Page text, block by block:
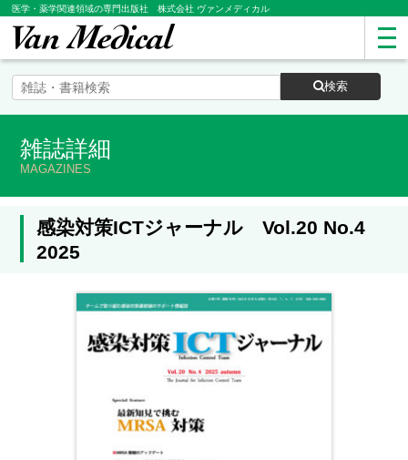
医学・薬学関連領域の専門出版社 株式会社 ヴァンメディカル
検索
雑誌詳細
MAGAZINES
感染対策ICTジャーナル Vol.20 No.4
2025